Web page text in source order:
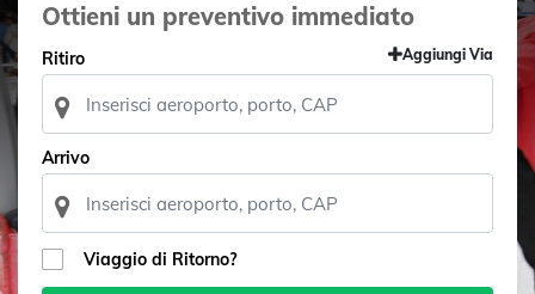
Ottieni un preventivo immediato
Ritiro Aggiungi Via
Arrivo
Viaggio di Ritorno?